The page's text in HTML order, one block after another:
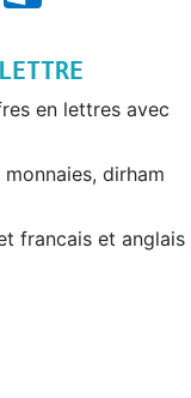
en lettres avec
dirham
francais et anglais